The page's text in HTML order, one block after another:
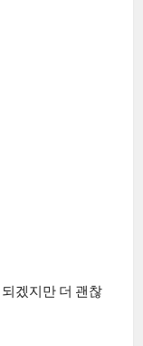
겠지만 더 괜찮